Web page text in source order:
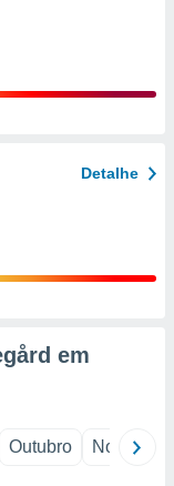
Detalhe
em
Outubro Novembro